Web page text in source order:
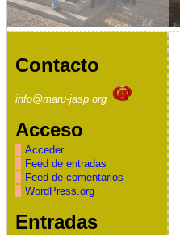
Contacto
info@maru-jasp.org
Acceso
Acceder
Feed de entradas
Feed de comentarios
WordPress.org
Entradas